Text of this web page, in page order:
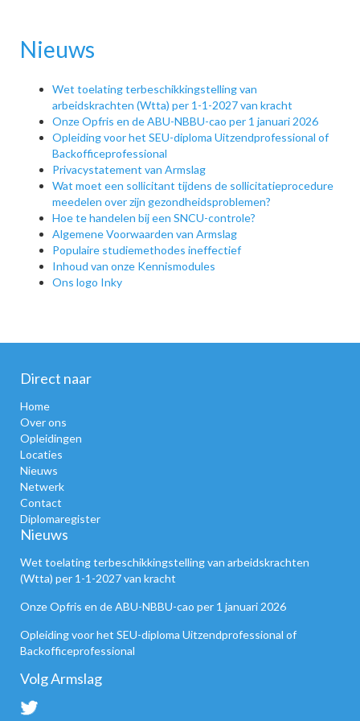
Nieuws
Wet toelating terbeschikkingstelling van
arbeidskrachten (Wtta) per 1-1-2027 van kracht
Onze Opfris en de ABU-NBBU-cao per 1 januari 2026
Opleiding voor het SEU-diploma Uitzendprofessional of
Backofficeprofessional
Privacystatement van Armslag
Wat moet een sollicitant tijdens de sollicitatieprocedure
meedelen over zijn gezondheidsproblemen?
Hoe te handelen bij een SNCU-controle?
Algemene Voorwaarden van Armslag
Populaire studiemethodes ineffectief
Inhoud van onze Kennismodules
Ons logo Inky
Direct naar
Home
Over ons
Opleidingen
Locaties
Nieuws
Netwerk
Contact
Diplomaregister
Nieuws
Wet toelating terbeschikkingstelling van arbeidskrachten
(Wtta) per 1-1-2027 van kracht
Onze Opfris en de ABU-NBBU-cao per 1 januari 2026
Opleiding voor het SEU-diploma Uitzendprofessional of
Backofficeprofessional
Volg Armslag